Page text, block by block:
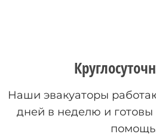
Наши эвакуаторы
дней в неделю и готовы